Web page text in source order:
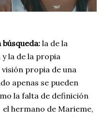
la de la
la de la propia
propia de una
apenas se pueden
la falta de definición
hermano de Marieme,